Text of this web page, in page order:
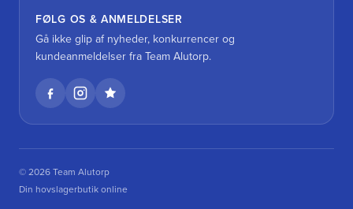
FØLG OS & ANMELDELSER
Gå ikke glip af nyheder, konkurrencer og
kundeanmeldelser fra Team Alutorp.
© 2026 Team Alutorp
Din hovslagerbutik online